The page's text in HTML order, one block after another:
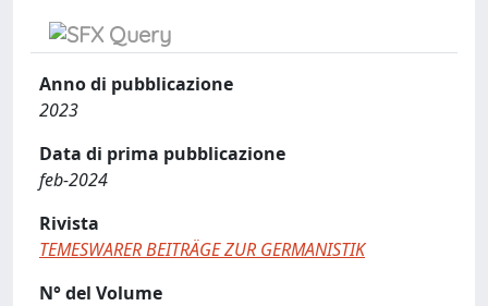
Anno di pubblicazione
2023
Data di prima pubblicazione
feb-2024
Rivista
TEMESWARER BEITRÄGE ZUR GERMANISTIK
N° del Volume